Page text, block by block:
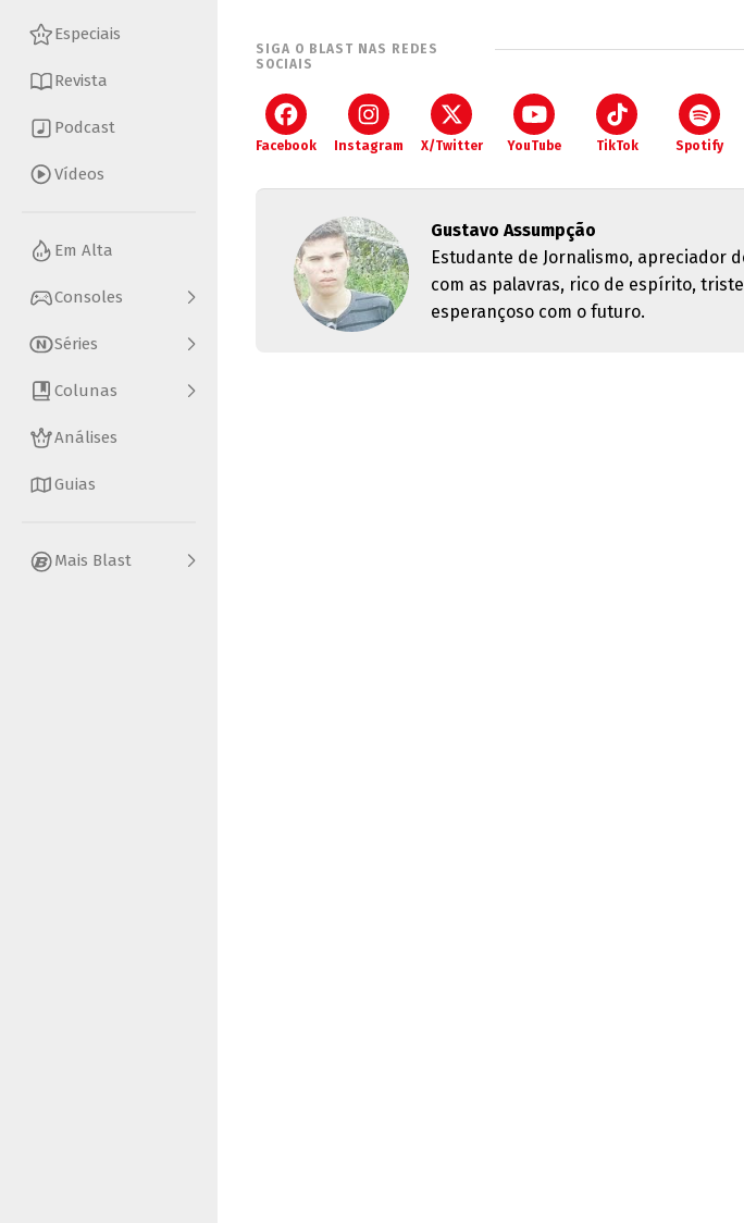
Especiais
Revista
Podcast
Vídeos
Em Alta
Consoles
Séries
Colunas
Análises
Guias
Mais Blast
SIGA O BLAST NAS REDES
SOCIAIS
Facebook Instagram X/Twitter YouTube TikTok Spotify
Gustavo Assumpção
Estudante de Jornalismo, apreciador
com as palavras, rico de espírito,
esperançoso com o futuro.